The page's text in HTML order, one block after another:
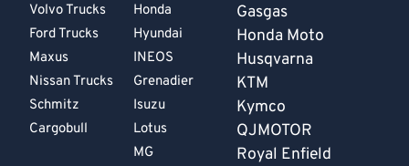
Volvo Trucks
Ford Trucks
Maxus
Nissan Trucks
Schmitz
Cargobull
Honda
Hyundai
INEOS
Grenadier
Isuzu
Lotus
MG
Gasgas
Honda Moto
Husqvarna
KTM
Kymco
QJMOTOR
Royal Enfield